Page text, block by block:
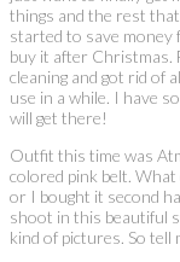
things and the rest
started to save money
buy it after Christmas.
cleaning and got rid of
use in a while. I have
will get there!
Outfit this time was
colored pink belt. What
or I bought it second
shoot in this beautiful
kind of pictures. So tell